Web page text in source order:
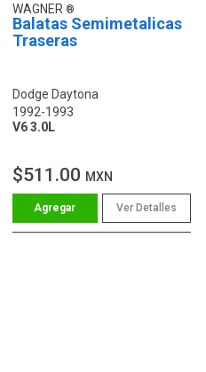
WAGNER
Balatas Semimetalicas
Traseras
Dodge Daytona
1992-1993
V6 3.0L
$511.00 MXN
Ver Detalles